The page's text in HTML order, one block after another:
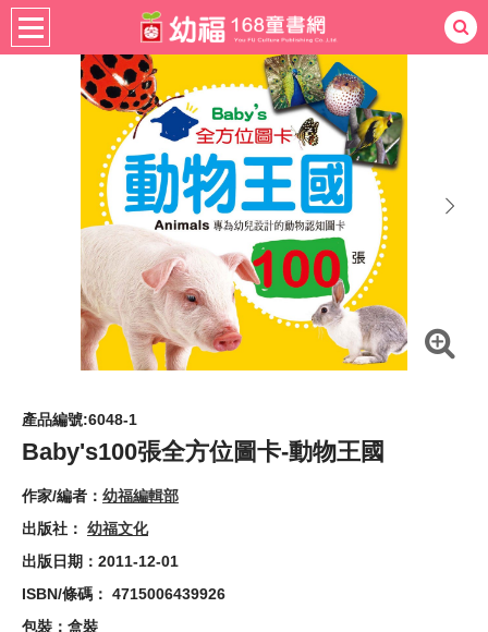
熱門：忍者兔ㄅㄆㄇ學習桌遊
手指按按拼圖練習本積木黏土
3D立體書繪本讀本
書籍分齡 適用年齡 0-3歲
next
產品編號:6048-1
Baby's100張全方位圖卡-動物王國
作家/編者： 幼福編輯部
出版社： 幼福文化
出版日期：2011-12-01
ISBN/條碼： 4715006439926
包裝：盒裝